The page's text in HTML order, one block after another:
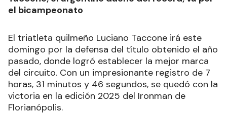
el bicampeonato
El triatleta quilmeño Luciano Taccone irá este
domingo por la defensa del título obtenido el año
pasado, donde logró establecer la mejor marca
del circuito. Con un impresionante registro de 7
horas, 31 minutos y 46 segundos, se quedó con la
victoria en la edición 2025 del Ironman de
Florianópolis.